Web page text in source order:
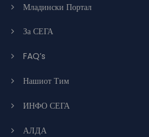
Младински Портал
За СЕГА
FAQ’s
Нашиот Тим
ИНФО СЕГА
АЛДА